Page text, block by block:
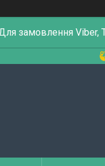
замовлення Viber,